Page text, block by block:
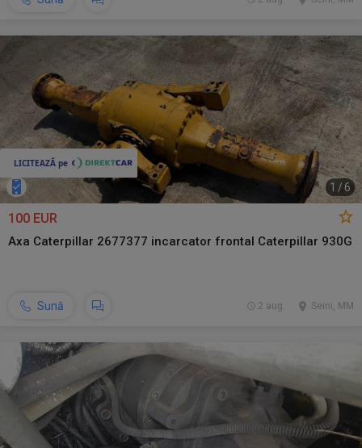
1 /6
100 EUR
Axa Caterpillar 2677377 incarcator frontal Caterpillar 930G
Sună Seini, MM
2 aug.